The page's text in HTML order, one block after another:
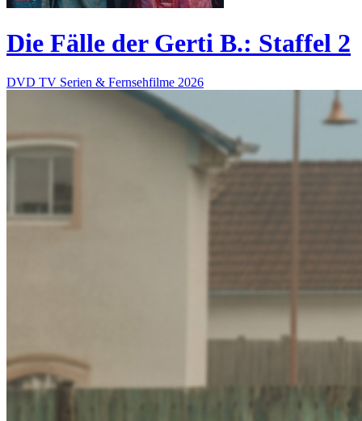
Die Fälle der Gerti B.: Staffel 2
DVD TV Serien & Fernsehfilme 2026